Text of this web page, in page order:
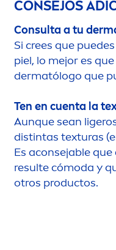
CONSEJOS
Consulta a tu
Si crees que
piel, lo mejor es
dermatólogo que
Ten en cuenta la
Aunque sean
distintas texturas
Es aconsejable
resulte cómoda y
otros productos.